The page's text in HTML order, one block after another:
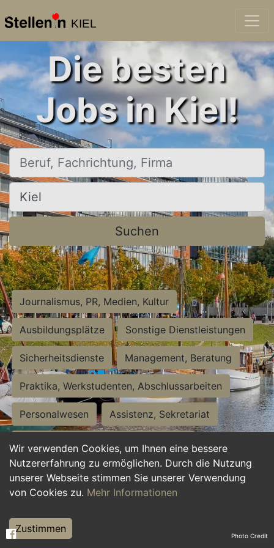
KIEL
Wir verwenden Cookies, um Ihnen eine bessere
Nutzererfahrung zu ermöglichen. Durch die Nutzung
unserer Webseite stimmen Sie unserer Verwendung
von Cookies zu. Mehr Informationen
Zustimmen
Die besten
Jobs in Kiel!
Beruf, Fachrichtung, Firma
Ort, Stadt
Suchen
Journalismus, PR, Medien, Kultur
Ausbildungsplätze Sonstige Dienstleistungen
Sicherheitsdienste Management, Beratung
Praktika, Werkstudenten, Abschlussarbeiten
Personalwesen Assistenz, Sekretariat
Hilfskräfte, Aushilfs- und Nebenjobs
Einkauf, Logistik, Materialwirtschaft
Weiterbildung, Studium, duale Ausbildung
Tourismus
Photo Credit